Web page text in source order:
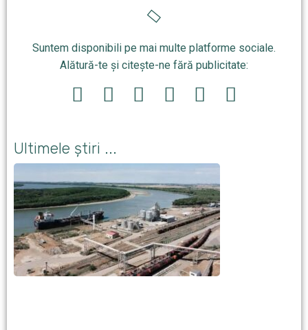
Suntem disponibili pe mai multe platforme sociale.
Alătură-te și citește-ne fără publicitate:
Ultimele știri ...